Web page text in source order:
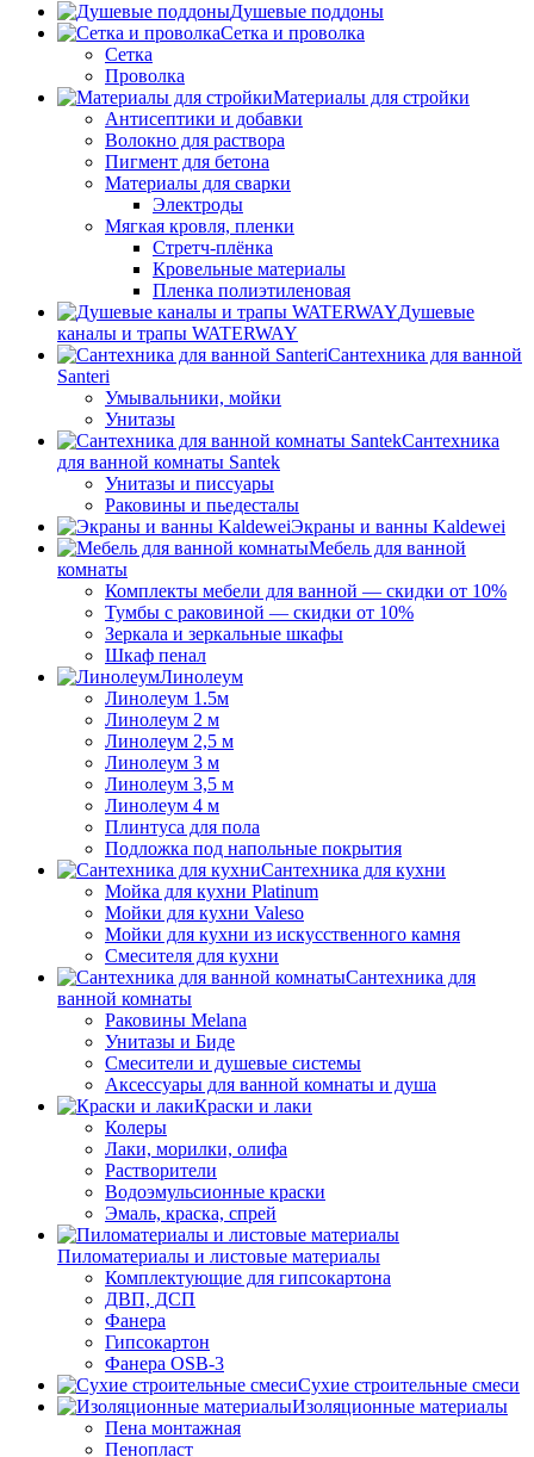
Душевые поддоны
Сетка и проволка
Сетка
Проволка
Материалы для стройки
Антисептики и добавки
Волокно для раствора
Пигмент для бетона
Материалы для сварки
Электроды
Мягкая кровля, пленки
Стретч-плёнка
Кровельные материалы
Пленка полиэтиленовая
Душевые
каналы и трапы WATERWAY
Сантехника для ванной
Santeri
Умывальники, мойки
Унитазы
Сантехника
для ванной комнаты Santek
Унитазы и писсуары
Раковины и пьедесталы
Экраны и ванны Kaldewei
Мебель для ванной
комнаты
Комплекты мебели для ванной — скидки от 10%
Тумбы с раковиной — скидки от 10%
Зеркала и зеркальные шкафы
Шкаф пенал
Линолеум
Линолеум 1.5м
Линолеум 2 м
Линолеум 2,5 м
Линолеум 3 м
Линолеум 3,5 м
Линолеум 4 м
Плинтуса для пола
Подложка под напольные покрытия
Сантехника для кухни
Мойка для кухни Platinum
Мойки для кухни Valeso
Мойки для кухни из искусственного камня
Смесителя для кухни
Сантехника для
ванной комнаты
Раковины Melana
Унитазы и Биде
Смесители и душевые системы
Аксессуары для ванной комнаты и душа
Краски и лаки
Колеры
Лаки, морилки, олифа
Растворители
Водоэмульсионные краски
Эмаль, краска, спрей
Пиломатериалы и листовые материалы
Комплектующие для гипсокартона
ДВП, ДСП
Фанера
Гипсокартон
Фанера OSB-3
Сухие строительные смеси
Изоляционные материалы
Пена монтажная
Пенопласт